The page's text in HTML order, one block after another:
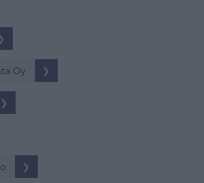
Oy ❯
❯
❯